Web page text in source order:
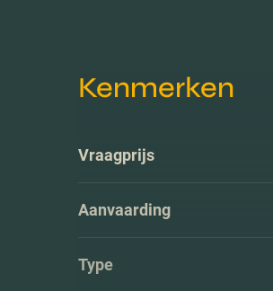
Kenmerken
Vraagprijs
Aanvaarding
Type